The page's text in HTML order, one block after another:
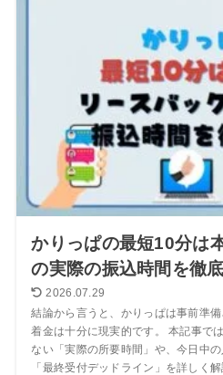
かりっぱの最短10分は
の実際の振込時間を徹
2026.07.29
結論から言うと、かりっぱは事前準
着金は十分に現実的です。 本記事で
ない「実際の所要時間」や、今日中
「最終受付デッドライン」を詳しく解